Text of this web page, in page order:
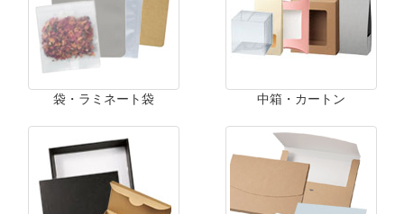
袋・ラミネート袋 中箱・カートン